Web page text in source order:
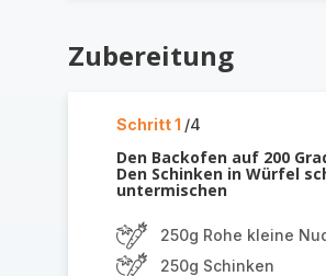
Zubereitung
Schritt 1 /4
Den Backofen auf 200
Den Schinken in Würfel
untermischen
250g Rohe kleine
250g Schinken